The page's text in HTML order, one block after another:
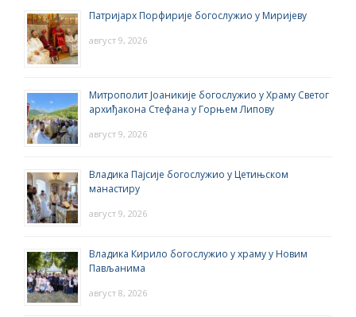
Патријарх Порфирије богослужио у Миријеву
август 9, 2026
Митрополит Јоаникије богослужио у Храму Светог
архиђакона Стефана у Горњем Липову
август 9, 2026
Владика Пајсије богослужио у Цетињском
манастиру
август 9, 2026
Владика Кирило богослужио у храму у Новим
Пављанима
август 8, 2026